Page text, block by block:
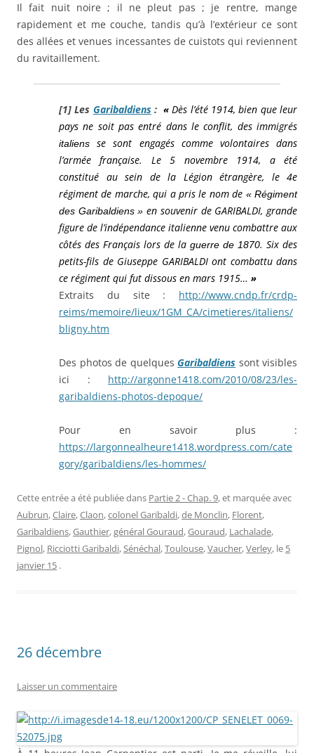
Il fait nuit noire ; il ne pleut pas ; je rentre, mange
rapidement et me couche, tandis qu’à l’extérieur ce sont
des allées et venues incessantes de cuistots qui reviennent
du ravitaillement.
[1] Les Garibaldiens: «Dès l’été 1914, bien que leur
pays ne soit pas entré dans le conflit, des immigrés
italiens se sont engagés comme volontaires dans
l’armée française. Le 5 novembre 1914, a été
constitué au sein de la Légion étrangère, le 4e
régiment de marche, qui a pris le nom de « Régiment
des Garibaldiens » en souvenir de GARIBALDI, grande
figure de l’indépendance italienne venu combattre aux
côtés des Français lors de la guerre de 1870. Six des
petits-fils de Giuseppe GARIBALDIont combattu dans
ce régiment qui fut dissous en mars 1915… »
Extraits du site : http://www.cndp.fr/crdp-
reims/memoire/lieux/1GM_CA/cimetieres/italiens/
bligny.htm
Des photos de quelques Garibaldiens sont visibles
ici : http://argonne1418.com/2010/08/23/les-
garibaldiens-photos-depoque/
Pour en savoir plus :
https://largonnealheure1418.wordpress.com/cate
gory/garibaldiens/les-hommes/
Cette entrée a été publiée dans Partie 2 - Chap. 9, et marquée avec
Aubrun,Claire,Claon,colonel Garibaldi,de Monclin, Florent,
Garibaldiens,Gauthier,général Gouraud,Gouraud, Lachalade,
Pignol, Ricciotti Garibaldi,Sénéchal,Toulouse,Vaucher,Verley, le 5
janvier 15 .
26 décembre
Laisser un commentaire